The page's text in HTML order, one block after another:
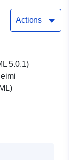
3.
Actions
5.0.1)